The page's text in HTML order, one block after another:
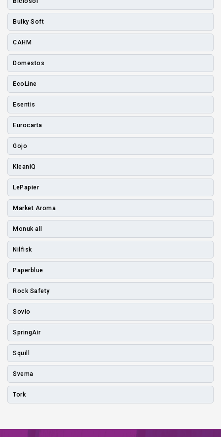
Bulky Soft
CAHM
Domestos
EcoLine
Esentis
Eurocarta
Gojo
KleaniQ
LePapier
Market Aroma
Monuk all
Nilfisk
Paperblue
Rock Safety
Sovio
SpringAir
Squill
Svema
Tork